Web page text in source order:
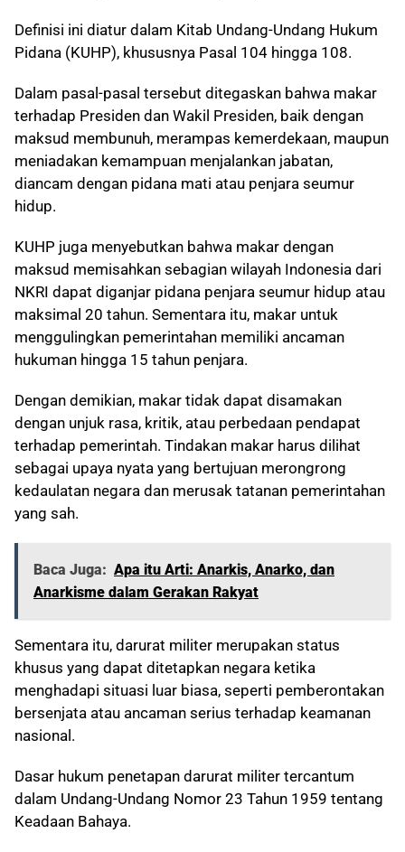
Definisi ini diatur dalam Kitab Undang-Undang Hukum
Pidana (KUHP), khususnya Pasal 104 hingga 108.
Dalam pasal-pasal tersebut ditegaskan bahwa makar
terhadap Presiden dan Wakil Presiden, baik dengan
maksud membunuh, merampas kemerdekaan, maupun
meniadakan kemampuan menjalankan jabatan,
diancam dengan pidana mati atau penjara seumur
hidup.
KUHP juga menyebutkan bahwa makar dengan
maksud memisahkan sebagian wilayah Indonesia dari
NKRI dapat diganjar pidana penjara seumur hidup atau
maksimal 20 tahun. Sementara itu, makar untuk
menggulingkan pemerintahan memiliki ancaman
hukuman hingga 15 tahun penjara.
Dengan demikian, makar tidak dapat disamakan
dengan unjuk rasa, kritik, atau perbedaan pendapat
terhadap pemerintah. Tindakan makar harus dilihat
sebagai upaya nyata yang bertujuan merongrong
kedaulatan negara dan merusak tatanan pemerintahan
yang sah.
Baca Juga: Apa itu Arti: Anarkis, Anarko, dan
Anarkisme dalam Gerakan Rakyat
Sementara itu, darurat militer merupakan status
khusus yang dapat ditetapkan negara ketika
menghadapi situasi luar biasa, seperti pemberontakan
bersenjata atau ancaman serius terhadap keamanan
nasional.
Dasar hukum penetapan darurat militer tercantum
dalam Undang-Undang Nomor 23 Tahun 1959 tentang
Keadaan Bahaya.